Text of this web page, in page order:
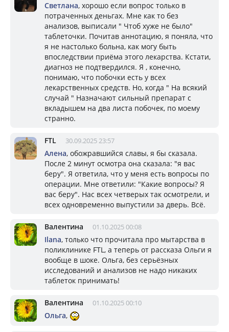
Светлана, хорошо если вопрос только в
потраченных деньгах. Мне как то без
анализов, выписали " Чтоб хуже не было"
таблеточки. Почитав аннотацию, я поняла, что
я не настолько больна, как могу быть
впоследствии приёма этого лекарства. Кстати,
диагноз не подтвердился. Я , конечно,
понимаю, что побочки есть у всех
лекарственных средств. Но, когда " На всякий
случай " Назначают сильный препарат с
вкладышем на два листа побочек, по моему
странно.
FTL 30.09.2025 23:57
Алена, обожравшийся славы, я бы сказала.
После 2 минут осмотра она сказала: "я вас
беру". Я ответила, что у меня есть вопросы по
операции. Мне ответили: "Какие вопросы? Я
вас беру". Нас всех четверых так осмотрели, и
всех одновременно выпустили за дверь. Всё.
Валентина 01.10.2025 00:08
Ilana, только что прочитала про мытарства в
поликлинике FTL, а теперь от рассказа Ольги я
вообще в шоке. Ольга, без серьёзных
исследований и анализов не надо никаких
таблеток принимать!
Валентина 01.10.2025 00:10
Ольга,